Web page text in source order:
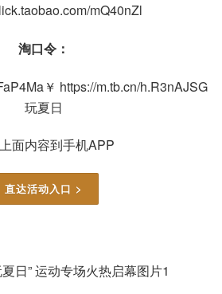
mQ40nZl
淘口令：
￥ https://m.tb.cn/h.R3nAJSG
玩夏日
面内容到手机APP
直达活动入口 >